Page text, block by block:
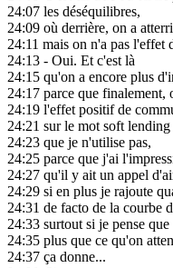
24:07 les déséquilibres,
24:09 où derrière, on a
24:11 mais on n'a pas l'effet
24:13 - Oui. Et c'est là
24:15 qu'on a encore plus
24:17 parce que finalement,
24:19 l'effet positif de
24:21 sur le mot soft lending
24:23 que je n'utilise pas,
24:25 parce que j'ai
24:27 qu'il y ait un appel
24:29 si en plus je rajoute
24:31 de facto de la courbe
24:33 surtout si je pense
24:35 plus que ce qu'on
24:37 ça donne...